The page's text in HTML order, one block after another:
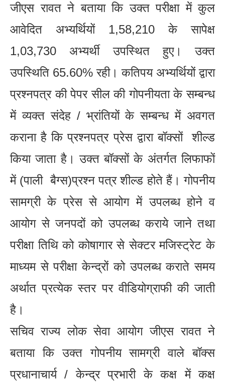
जीएस रावत ने बताया कि उक्त परीक्षा में कुल
आवेदित अभ्यर्थियों 1,58,210 के सापेक्ष
1,03,730 अभ्यर्थी उपस्थित हुए। उक्त
उपस्थिति 65.60% रही। कतिपय अभ्यर्थियों द्वारा
प्रश्नपत्र की पेपर सील की गोपनीयता के सम्बन्ध
में व्यक्त संदेह / भ्रांतियों के सम्बन्ध में अवगत
कराना है कि प्रश्नपत्र प्रेस द्वारा बॉक्सों शील्ड
किया जाता है। उक्त बॉक्सों के अंतर्गत लिफाफों
में (पाली बैग्स)प्रश्न पत्र शील्ड होते हैं। गोपनीय
सामग्री के प्रेस से आयोग में उपलब्ध होने व
आयोग से जनपदों को उपलब्ध कराये जाने तथा
परीक्षा तिथि को कोषागार से सेक्टर मजिस्ट्रेट के
माध्यम से परीक्षा केन्द्रों को उपलब्ध कराते समय
अर्थात प्रत्येक स्तर पर वीडियोग्राफी की जाती
है।
सचिव राज्य लोक सेवा आयोग जीएस रावत ने
बताया कि उक्त गोपनीय सामग्री वाले बॉक्स
प्रधानाचार्य / केन्द्र प्रभारी के कक्ष में कक्ष